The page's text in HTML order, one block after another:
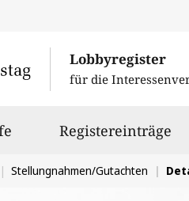
Lobbyregister
für die
Registereinträge
Stellungnahmen/Gutachten